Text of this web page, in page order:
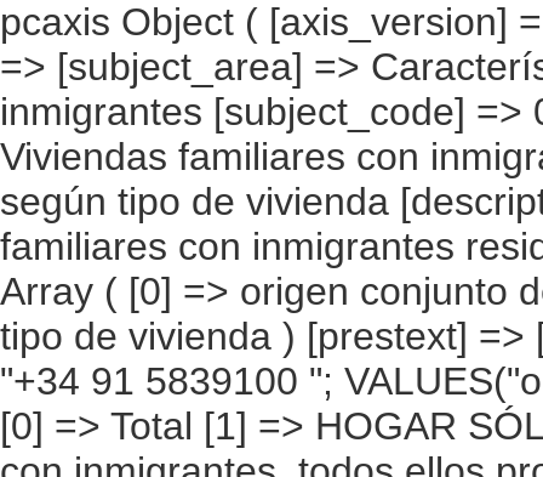
pcaxis Object ( [axis_version] => [creation_date] => 20080709 [note] => [subject_area] => Características de las viviendas de los inmigrantes [subject_code] => 01 [matrix] => 01001 [title] => Viviendas familiares con inmigrantes por origen conjunto del hogar, según tipo de vivienda [description] => [contents] => Viviendas familiares con inmigrantes residentes [units] => viviendas [stub] => Array ( [0] => origen conjunto del hogar ) [heading] => Array ( [0] => tipo de vivienda ) [prestext] => [values] => Array ( [:www.ine.es tel: " "+34 91 5839100 "; VALUES("origen conjunto del hogar] => Array ( [0] => Total [1] => HOGAR SÓLO CON INMIGRANTES [2] => Hogar con inmigrantes, todos ellos procedentes de países europeos [3] => Hogar con inmigrantes, todos ellos procedentes de países africanos [4] => Hogar con inmigrantes, todos ellos procedentes de americanos [5] => Hogar con inmigrantes, todos ellos procedentes de países asiáticos o de Oceanía [6] => Hogar con inmigrantes, todos ellos procedentes de alguna combinación de las agrupaciones de países anteriores [7] => HOGAR DE ESPAÑOLES E INMIGRANTES [8] => Hogar de españoles e inmigrantes procedentes de países europeos [9] => Hogar de españoles e inmigrantes procedentes de países africanos [10] => Hogar de españoles e inmigrantes procedentes de países americanos [11] => Hogar de españoles e inmigrantes procedentes de países asiáticos o de Oceanía [12] => Hogar de españoles e inmigrantes procedentes de alguna combinación de las agrupaciones de países anteriores ) [tipo de vivienda] => Array ( [0] => Total [1] => Vivienda unifamiliar [2] => Piso o apartamento [3] => Otro tipo de vivienda ) ) [codes] => Array ( ) [map] =>